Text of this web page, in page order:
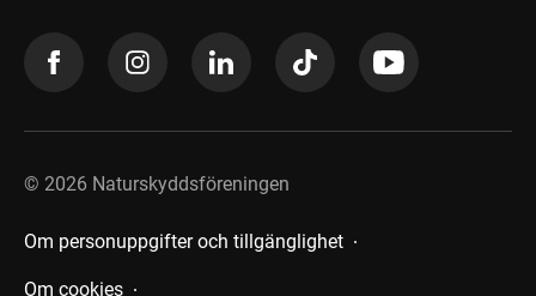
© 2026 Naturskyddsföreningen
Om personuppgifter och tillgänglighet
Om cookies